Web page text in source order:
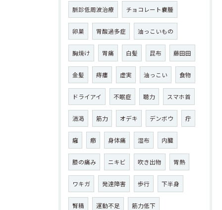
脈診低周波治療 チョコレート嚢腫
卵巣 胃酸過多症 油っこいもの
胸焼け 胃痛 白髪 昆布 藤田田
金髪 痔瘻 虚実 油っこい 食物
ドライアイ 不眠症 聴力 スマホ首
消渇 筋力 オデキ デンボウ 疔
癰 癤 身体痛 湿布 内臓
膝の痛み ニキビ 吹き出物 胃熱
ワキガ 発達障害 歩行 下半身
腎精 運動不足 筋力低下